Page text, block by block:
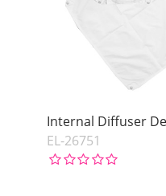
Internal Diffuser
EL-26751